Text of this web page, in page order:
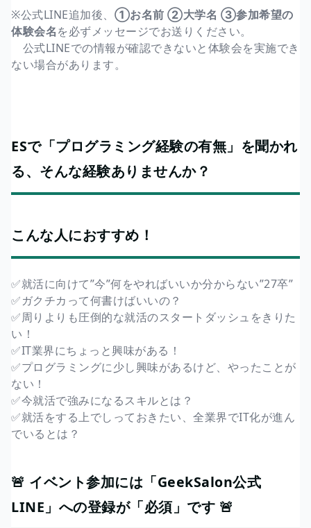
※公式LINE追加後、 ①お名前 ②大学名 ③参加希望の
体験会名を必ずメッセージでお送りください。
公式LINEでの情報が確認できないと体験会を実施でき
ない場合があります。
ESで「プログラミング経験の有無」を聞かれ
る、そんな経験ありませんか？
こんな人におすすめ！
✅就活に向けて”今”何をやればいいか分からない”27卒”
✅ガクチカって何書けばいいの？
✅周りよりも圧倒的な就活のスタートダッシュをきりた
い！
✅IT業界にちょっと興味がある！
✅プログラミングに少し興味があるけど、やったことが
ない！
✅今就活で強みになるスキルとは？
✅就活をする上でしっておきたい、全業界でIT化が進ん
でいるとは？
🚨 イベント参加には「GeekSalon公式
LINE」への登録が「必須」です 🚨